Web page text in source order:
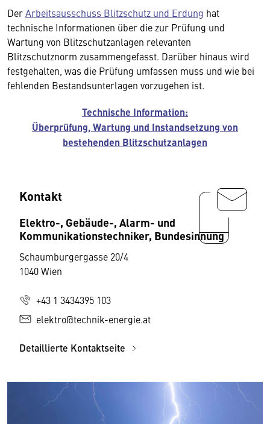
DerArbeitsausschuss Blitzschutz und Erdung hat
technische Informationen über die zur Prüfung und
Wartung von Blitzschutzanlagen relevanten
Blitzschutznorm zusammengefasst. Darüber hinaus wird
festgehalten, was die Prüfung umfassen muss und wie bei
fehlenden Bestandsunterlagen vorzugehen ist.
Technische Information:
Überprüfung, Wartung und Instandsetzung von
bestehenden Blitzschutzanlagen
Kontakt
Elektro-, Gebäude-, Alarm- und
Kommunikationstechniker, Bundesinnung
Schaumburgergasse 20/4
1040 Wien
+43 1 3434395 103
elektro@technik-energie.at
Detaillierte Kontaktseite